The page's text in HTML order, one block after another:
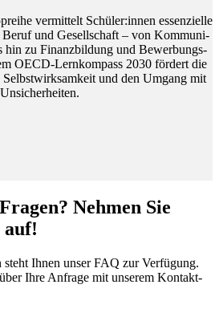
ver­mit­telt Schü­ler:in­nen es­sen­zi­el­le
und Ge­sell­schaft – von Kom­mu­ni­
hin zu Fi­nanz­bil­dung und Be­wer­bungs­
OECD-Lern­kom­pass 2030 för­dert die
und den Um­gang mit
Un­si­cher­hei­ten.
Neh­men Sie
steht Ih­nen un­ser FAQ zur Ver­fü­gung.
Ihre An­fra­ge mit un­se­rem Kon­takt­